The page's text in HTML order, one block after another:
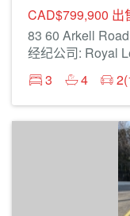
CAD$799,900 出
83 60 Arkell
经纪公司: Royal
3
4